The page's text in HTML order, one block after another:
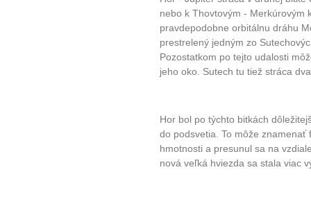
nebo k Thovtovým - Merkúrovým
pravdepodobne orbitálnu dráhu
prestrelený jedným zo
Pozostatkom po tejto udalosti
jeho oko. Sutech tu tiež stráca
Hor bol po týchto bitkách
do podsvetia. To môže
hmotnosti a presunul sa na
nová veľká hviezda sa stala viac